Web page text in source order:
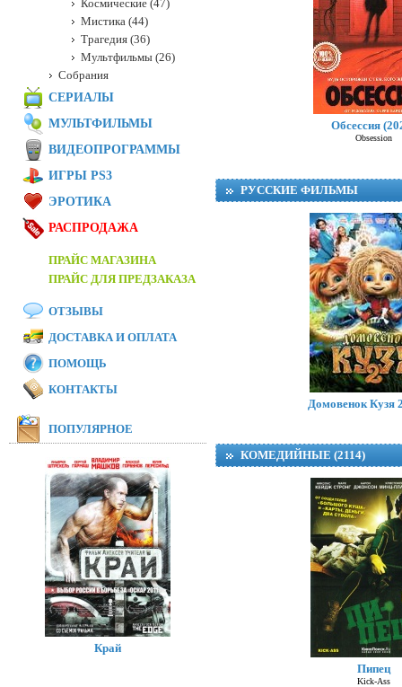
Обсессия
Obsession
Модная братва
I Love Boosters
РУССКИЕ ФИЛЬМЫ
Домовенок Кузя
КОМЕДИЙНЫЕ (2114)
Пипец
Kick-Ass
Космические (47)
Мистика (44)
Трагедия (36)
Мультфильмы (26)
Собрания
СЕРИАЛЫ
МУЛЬТФИЛЬМЫ
ВИДЕОПРОГРАММЫ
ИГРЫ PS3
ЭРОТИКА
РАСПРОДАЖА
ПРАЙС МАГАЗИНА
ПРАЙС ДЛЯ ПРЕДЗАКАЗА
ОТЗЫВЫ
ДОСТАВКА И ОПЛАТА
ПОМОЩЬ
КОНТАКТЫ
ПОПУЛЯРНОЕ
Край